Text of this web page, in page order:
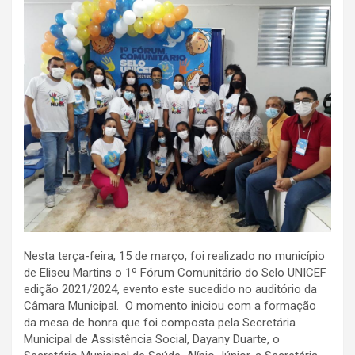
Nesta terça-feira, 15 de março, foi realizado no município
de Eliseu Martins o 1º Fórum Comunitário do Selo UNICEF
edição 2021/2024, evento este sucedido no auditório da
Câmara Municipal. O momento iniciou com a formação
da mesa de honra que foi composta pela Secretária
Municipal de Assistência Social, Dayany Duarte, o